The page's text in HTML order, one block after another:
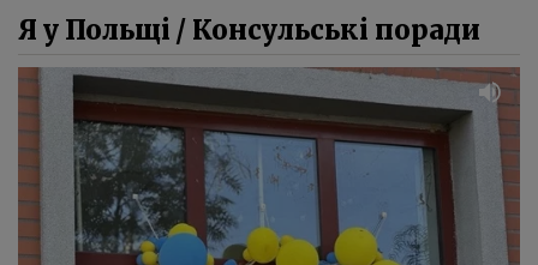
Я у Польщі / Консульські поради